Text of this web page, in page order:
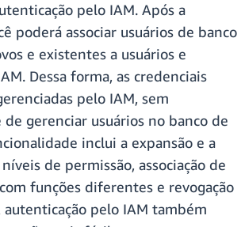
pelo IAM. Após a
poderá associar usuários de banco
e existentes a usuários e
Dessa forma, as credenciais
pelo IAM, sem
de gerenciar usuários no banco de
inclui a expansão e a
de permissão, associação de
funções diferentes e revogação
autenticação pelo IAM também